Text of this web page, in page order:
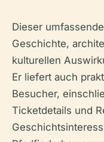
Dieser
Geschichte,
kulturellen
Er liefert auch
Besucher,
Ticketdetails und